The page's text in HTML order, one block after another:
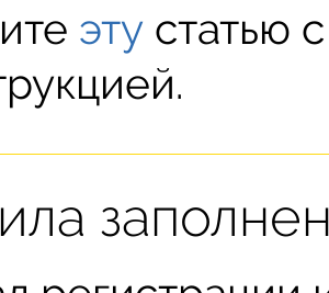
эту статью